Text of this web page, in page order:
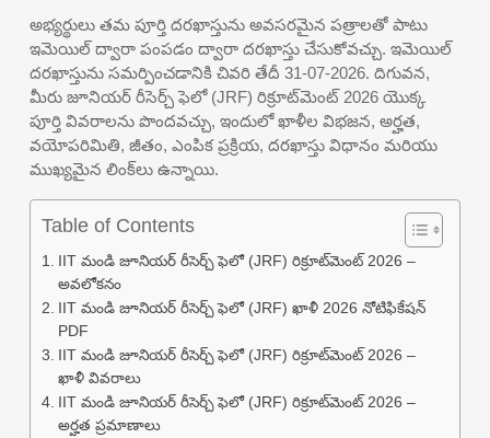
అభ్యర్థులు తమ పూర్తి దరఖాస్తును అవసరమైన పత్రాలతో పాటు
ఇమెయిల్ ద్వారా పంపడం ద్వారా దరఖాస్తు చేసుకోవచ్చు. ఇమెయిల్
దరఖాస్తును సమర్పించడానికి చివరి తేదీ 31-07-2026. దిగువన,
మీరు జూనియర్ రీసెర్చ్ ఫెలో (JRF) రిక్రూట్‌మెంట్ 2026 యొక్క
పూర్తి వివరాలను పొందవచ్చు, ఇందులో ఖాళీల విభజన, అర్హత,
వయోపరిమితి, జీతం, ఎంపిక ప్రక్రియ, దరఖాస్తు విధానం మరియు
ముఖ్యమైన లింక్‌లు ఉన్నాయి.
Table of Contents
IIT మండి జూనియర్ రీసెర్చ్ ఫెలో (JRF) రిక్రూట్‌మెంట్ 2026 –
అవలోకనం
IIT మండి జూనియర్ రీసెర్చ్ ఫెలో (JRF) ఖాళీ 2026 నోటిఫికేషన్
PDF
IIT మండి జూనియర్ రీసెర్చ్ ఫెలో (JRF) రిక్రూట్‌మెంట్ 2026 –
ఖాళీ వివరాలు
IIT మండి జూనియర్ రీసెర్చ్ ఫెలో (JRF) రిక్రూట్‌మెంట్ 2026 –
అర్హత ప్రమాణాలు